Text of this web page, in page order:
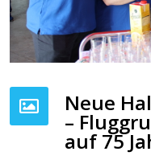
Neue
–
auf 75